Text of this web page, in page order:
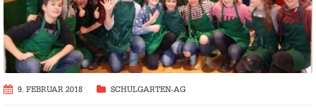
9. FEBRUAR 2018 SCHULGARTEN-AG